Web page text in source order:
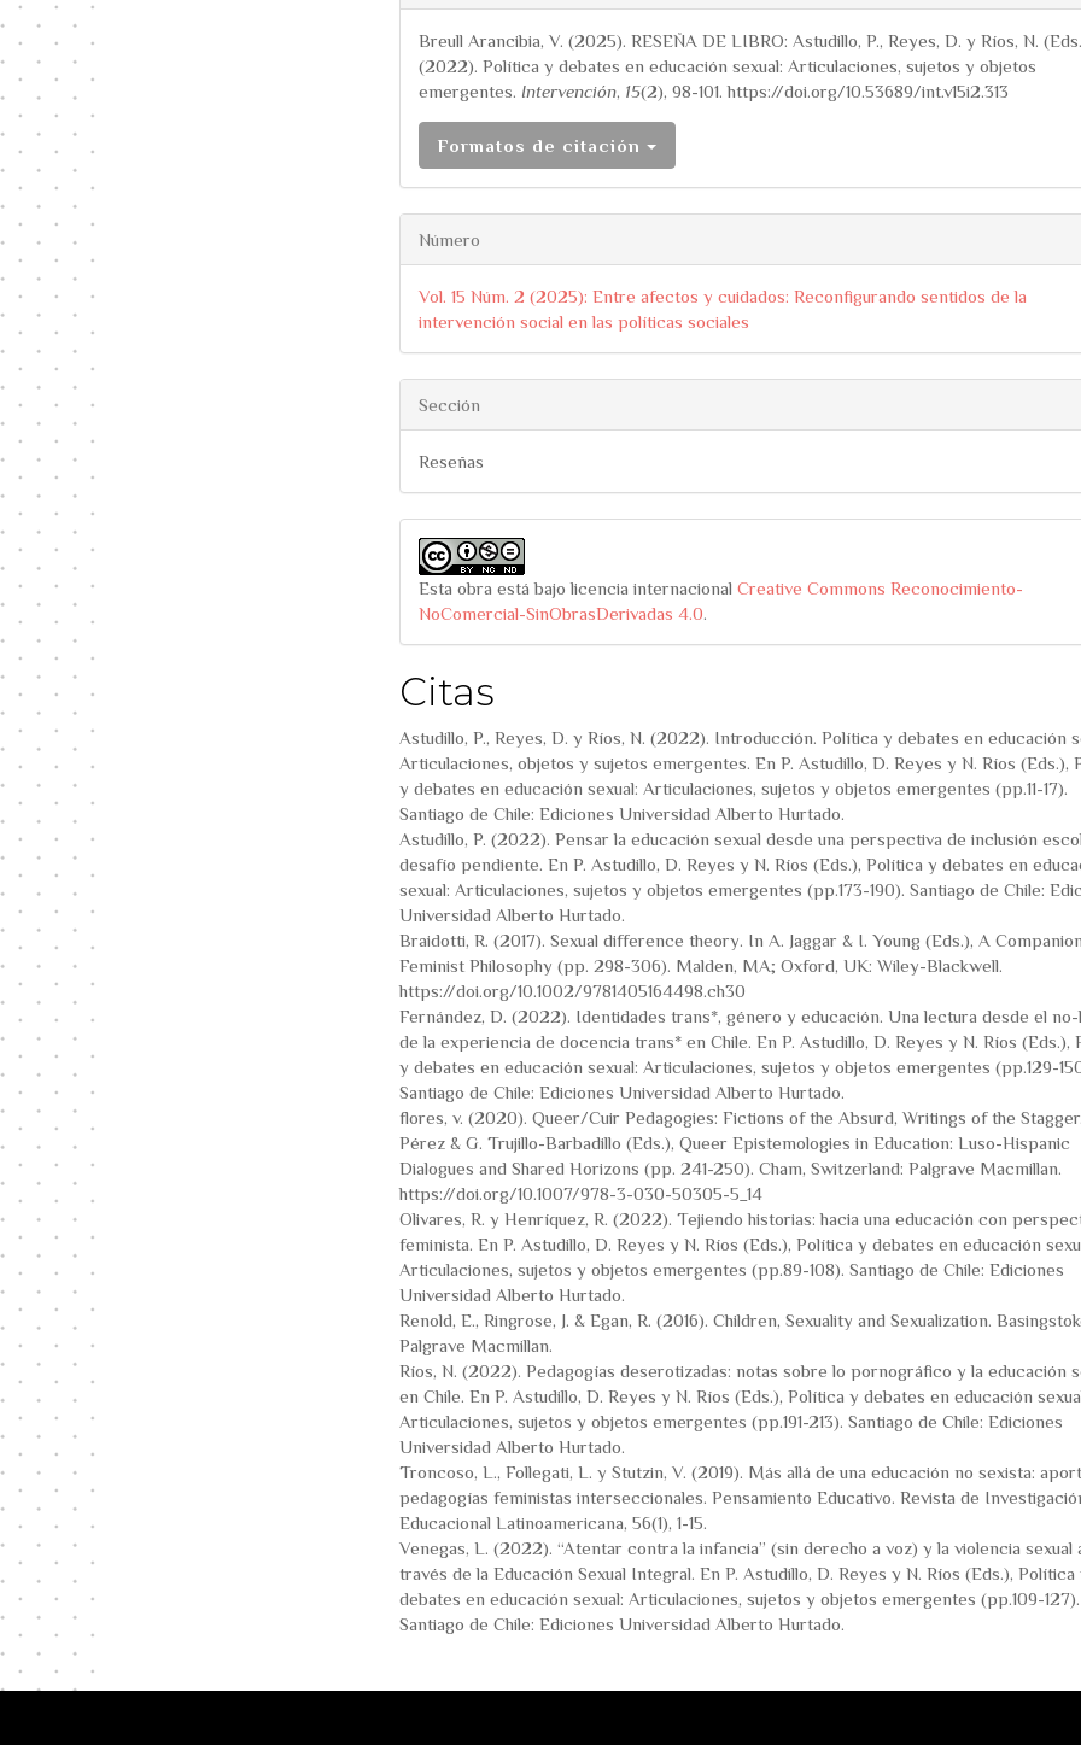
Breull Arancibia, V. (2025). RESEÑA DE LIBRO: Astudillo, P., Reyes, D. y Ríos, N.
(2022). Política y debates en educación sexual: Articulaciones, sujetos y objetos
emergentes. Intervención, 15(2), 98-101. https://doi.org/10.53689/int.v15i2.313
Formatos de citación
Número
Vol. 15 Núm. 2 (2025): Entre afectos y cuidados: Reconfigurando sentidos de la
intervención social en las políticas sociales
Sección
Reseñas
Esta obra está bajo licencia internacional Creative Commons Reconocimiento-
NoComercial-SinObrasDerivadas 4.0.
Citas
Astudillo, P., Reyes, D. y Ríos, N. (2022). Introducción. Política y debates en educación
Articulaciones, objetos y sujetos emergentes. En P. Astudillo, D. Reyes y N. Ríos (Eds.),
y debates en educación sexual: Articulaciones, sujetos y objetos emergentes (pp.11-17).
Santiago de Chile: Ediciones Universidad Alberto Hurtado.
Astudillo, P. (2022). Pensar la educación sexual desde una perspectiva de inclusión
desafío pendiente. En P. Astudillo, D. Reyes y N. Ríos (Eds.), Política y debates en
sexual: Articulaciones, sujetos y objetos emergentes (pp.173-190). Santiago de Chile:
Universidad Alberto Hurtado.
Braidotti, R. (2017). Sexual difference theory. In A. Jaggar & I. Young (Eds.), A
Feminist Philosophy (pp. 298-306). Malden, MA; Oxford, UK: Wiley-Blackwell.
https://doi.org/10.1002/9781405164498.ch30
Fernández, D. (2022). Identidades trans*, género y educación. Una lectura desde el no-
de la experiencia de docencia trans* en Chile. En P. Astudillo, D. Reyes y N. Ríos (Eds.),
y debates en educación sexual: Articulaciones, sujetos y objetos emergentes (pp.129-
Santiago de Chile: Ediciones Universidad Alberto Hurtado.
flores, v. (2020). Queer/Cuir Pedagogies: Fictions of the Absurd, Writings of the
Pérez & G. Trujillo-Barbadillo (Eds.), Queer Epistemologies in Education: Luso-Hispanic
Dialogues and Shared Horizons (pp. 241-250). Cham, Switzerland: Palgrave Macmillan.
https://doi.org/10.1007/978-3-030-50305-5_14
Olivares, R. y Henríquez, R. (2022). Tejiendo historias: hacia una educación con
feminista. En P. Astudillo, D. Reyes y N. Ríos (Eds.), Política y debates en educación
Articulaciones, sujetos y objetos emergentes (pp.89-108). Santiago de Chile: Ediciones
Universidad Alberto Hurtado.
Renold, E., Ringrose, J. & Egan, R. (2016). Children, Sexuality and Sexualization.
Palgrave Macmillan.
Ríos, N. (2022). Pedagogías deserotizadas: notas sobre lo pornográfico y la educación
en Chile. En P. Astudillo, D. Reyes y N. Ríos (Eds.), Política y debates en educación
Articulaciones, sujetos y objetos emergentes (pp.191-213). Santiago de Chile: Ediciones
Universidad Alberto Hurtado.
Troncoso, L., Follegati, L. y Stutzin, V. (2019). Más allá de una educación no sexista:
pedagogías feministas interseccionales. Pensamiento Educativo. Revista de
Educacional Latinoamericana, 56(1), 1-15.
Venegas, L. (2022). “Atentar contra la infancia” (sin derecho a voz) y la violencia sexual
través de la Educación Sexual Integral. En P. Astudillo, D. Reyes y N. Ríos (Eds.), Política
debates en educación sexual: Articulaciones, sujetos y objetos emergentes (pp.109-127).
Santiago de Chile: Ediciones Universidad Alberto Hurtado.